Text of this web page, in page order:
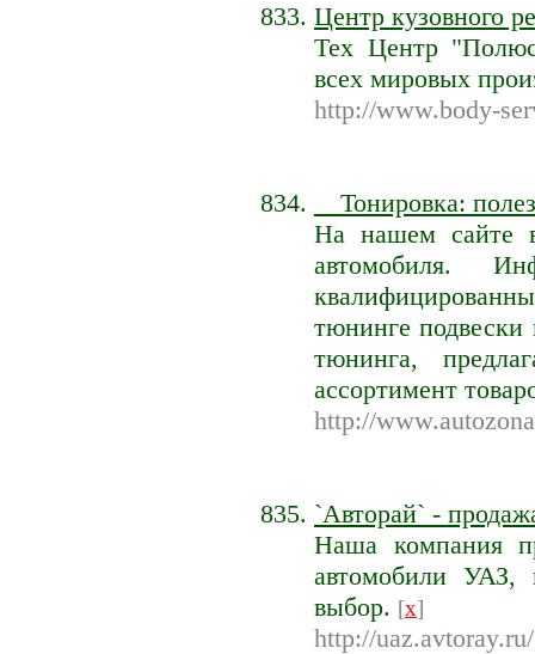
Центр кузовного
Тех Центр
всех мировых
http://www.body-
__Тонировка:
На нашем сайте
автомобиля.
тюнинге подвески
тюнинга,
ассортимент
http://
`Авторай` -
Наша компания
автомобили УАЗ,
выбор. [x]
http://uaz.avtoray.ru/